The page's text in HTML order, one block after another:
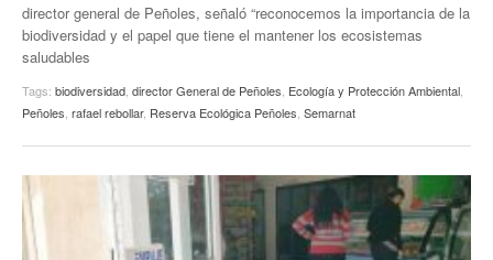
LA MEJOR INFORMACIÓN
director general de Peñoles, señaló “reconocemos la importancia de la
biodiversidad y el papel que tiene el mantener los ecosistemas
saludables
Tags: biodiversidad director General de Peñoles Ecología y Protección Ambiental
Peñoles rafael rebollar, Reserva Ecológica Peñoles Semarnat